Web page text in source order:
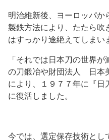
明治維新後、ヨーロッパか
製鉄方法により、たたら吹
はすっかり途絶えてしまい
「それでは日本刀の世界
の刀鍛冶や財団法人 日本
により、１９７７年に『日
に復活しました。
今では、選定保存技術とし